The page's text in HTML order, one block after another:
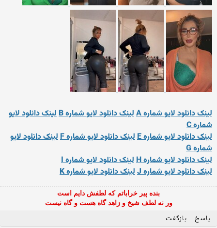
لینک دانلود لایو شماره A لینک دانلود لایو شماره B لینک دانلود لایو
شماره C
لینک دانلود لایو شماره E لینک دانلود لایو شماره F لینک دانلود لایو
شماره G
لینک دانلود لایو شماره H لینک دانلود لایو شماره I
لینک دانلود لایو شماره J لینک دانلود لایو شماره K
بنده پیر خراباتم که لطفش دایم است
ور نه لطف شیخ و زاهد گاه هست و گاه نیست
پاسخ بازگفت